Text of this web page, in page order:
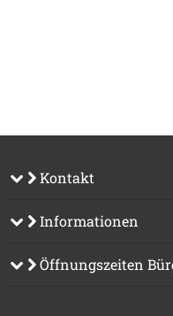
Kontakt
Informationen
Öffnungszeiten